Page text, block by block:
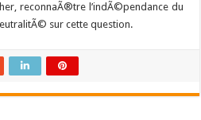
reconnaÃ®tre l’indÃ©pendance du
sur cette question.